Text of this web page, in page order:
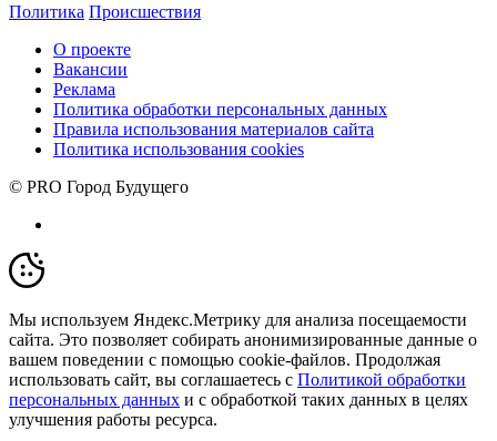
Политика Происшествия
О проекте
Вакансии
Реклама
Политика обработки персональных данных
Правила использования материалов сайта
Политика использования cookies
© PRO Город Будущего
Мы используем Яндекс.Метрику для анализа посещаемости
сайта. Это позволяет собирать анонимизированные данные о
вашем поведении с помощью cookie-файлов. Продолжая
использовать сайт, вы соглашаетесь с Политикой обработки
персональных данных и с обработкой таких данных в целях
улучшения работы ресурса.